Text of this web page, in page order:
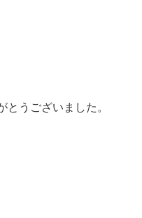
うございました。